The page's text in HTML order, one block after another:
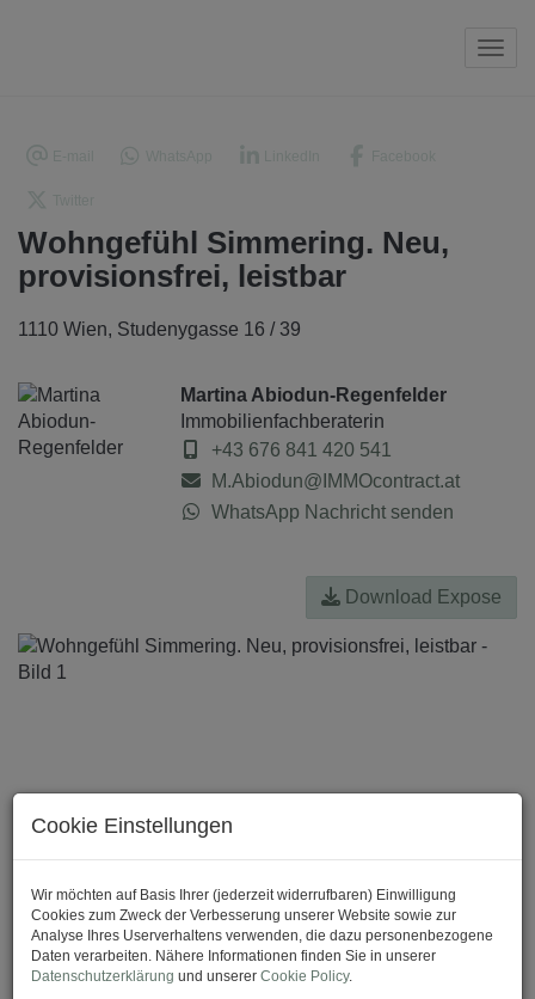
Wohngefühl Simmering. Neu,
provisionsfrei, leistbar
1110 Wien, Studenygasse 16 / 39
Martina Abiodun-Regenfelder
Immobilienfachberaterin
+43 676 841 420 541
M.Abiodun@IMMOcontract.at
WhatsApp Nachricht senden
Download Expose
Cookie Einstellungen
Wir möchten auf Basis Ihrer (jederzeit widerrufbaren) Einwilligung
Cookies zum Zweck der Verbesserung unserer Website sowie zur
Analyse Ihres Userverhaltens verwenden, die dazu personenbezogene
Daten verarbeiten. Nähere Informationen finden Sie in unserer
Datenschutzerklärung und unserer Cookie Policy.